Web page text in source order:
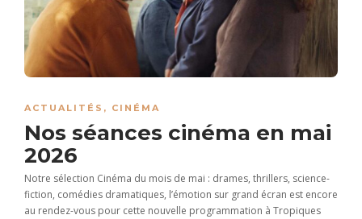
ACTUALITÉS , CINÉMA
Nos séances cinéma en mai
2026
Notre sélection Cinéma du mois de mai : drames, thrillers, science-
fiction, comédies dramatiques, l’émotion sur grand écran est encore
au rendez-vous pour cette nouvelle programmation à Tropiques